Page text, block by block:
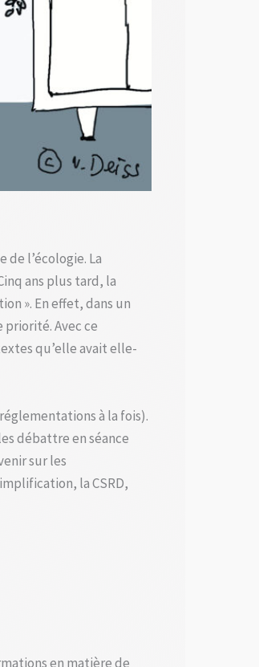
l’écologie. La
ans plus tard, la
». En effet, dans un
Avec ce
qu’elle avait elle-
à la fois).
débattre en séance
sur les
la CSRD,
en matière de